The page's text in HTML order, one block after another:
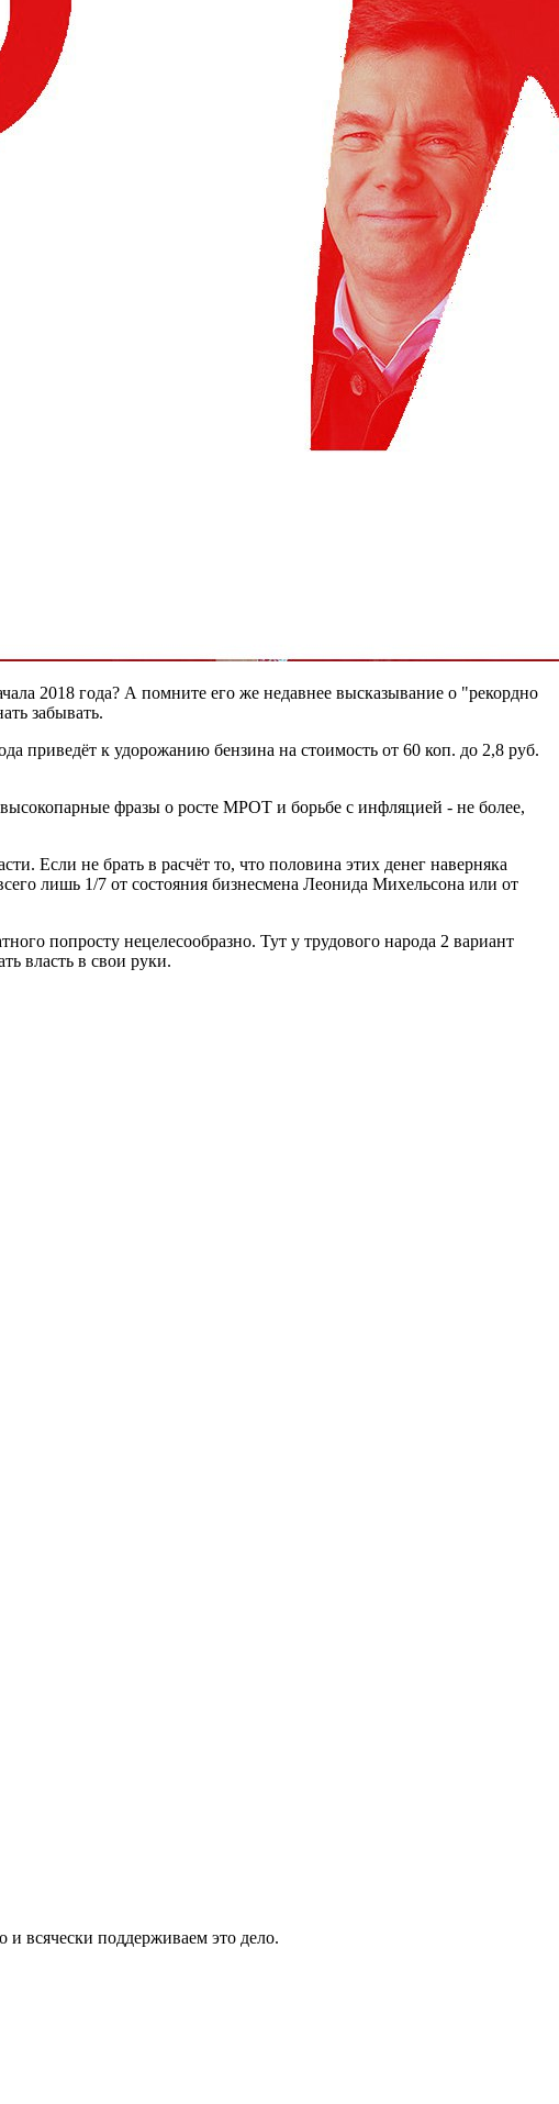
2018 года? А помните его же недавнее высказывание о "рекордно
забывать.
приведёт к удорожанию бензина на стоимость от 60 коп. до 2,8 руб.
фразы о росте МРОТ и борьбе с инфляцией - не более,
Если не брать в расчёт то, что половина этих денег наверняка
лишь 1/7 от состояния бизнесмена Леонида Михельсона или от
попросту нецелесообразно. Тут у трудового народа 2 вариант
власть в свои руки.
всячески поддерживаем это дело.